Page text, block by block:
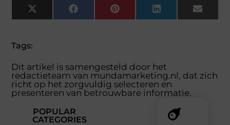
X
(Twitter)
FacebookPinterestLinkedInEmail
Tags:
Dit artikel is samengesteld door het
redactieteam van mundamarketing.nl, dat zich
richt op het zorgvuldig selecteren en
presenteren van betrouwbare informatie.
POPULAR
CATEGORIES